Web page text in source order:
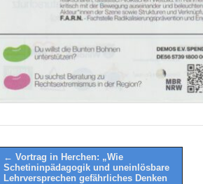
Post
navigation
← Vortrag in Herchen: „Wie
Schetininpädagogik und uneinlösbare
Lehrversprechen gefährliches Denken